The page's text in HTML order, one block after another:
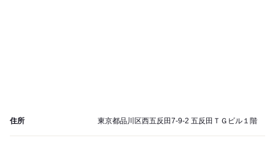
住所 東京都品川区西五反田7-9-2 五反田ＴＧビル１階